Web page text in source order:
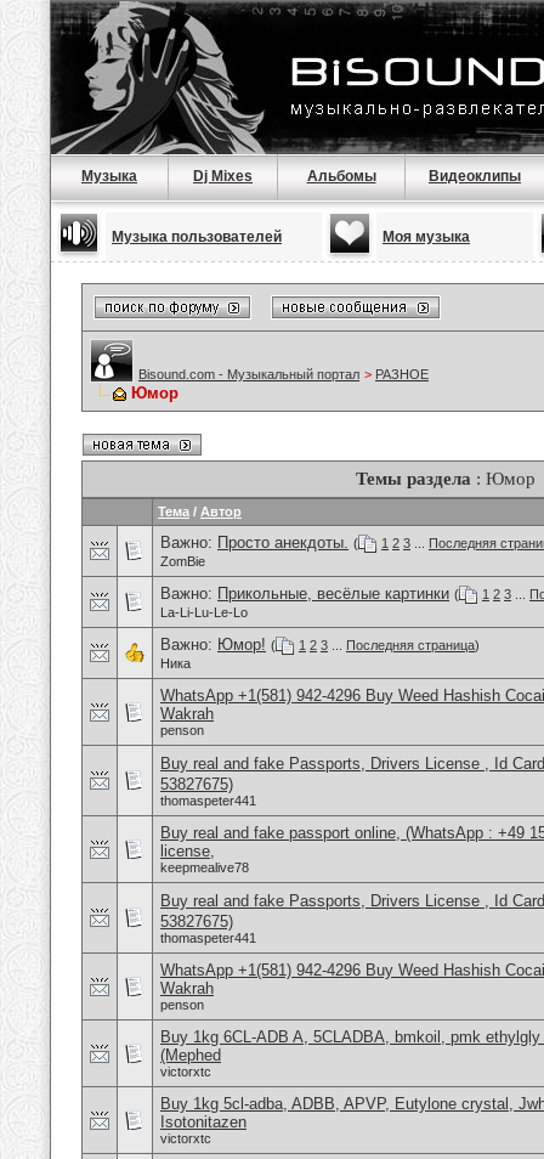
Музыка Dj Mixes Альбомы Видеоклипы
Музыка пользователей Моя музыка
Bisound.com - Музыкальный портал > РАЗНОЕ
Юмор
Темы раздела : Юмор
Тема / Автор
Важно: Просто анекдоты. ( 1 2 3
Последняя
ZomBie
Важно: Прикольные, весёлые картинки ( 1 2 3
La-Li-Lu-Le-Lo
Важно: Юмор! ( 1 2 3 Последняя страница)
Ника
WhatsApp +1(581) 942-4296 Buy Weed Hashish
Wakrah
penson
Buy real and fake Passports, Drivers License , Id
53827675)
thomaspeter441
Buy real and fake passport online, (WhatsApp : +49
license,
keepmealive78
Buy real and fake Passports, Drivers License , Id
53827675)
thomaspeter441
WhatsApp +1(581) 942-4296 Buy Weed Hashish
Wakrah
penson
Buy 1kg 6CL-ADB A, 5CLADBA, bmkoil, pmk
(Mephed
victorxtc
Buy 1kg 5cl-adba, ADBB, APVP, Eutylone crystal,
Isotonitazen
victorxtc